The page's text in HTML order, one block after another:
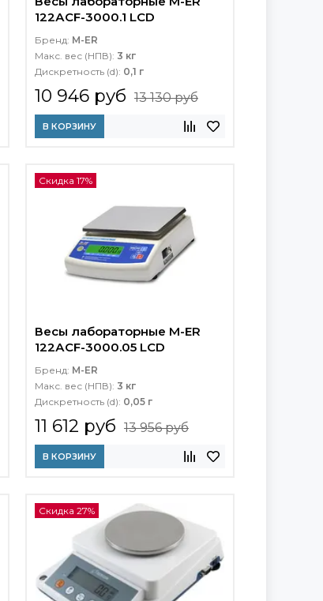
122АCF-3000.1 LСD
Бренд: M-ER
Макс. вес (НПВ): 3 кг
Дискретность (d): 0,1 г
10 946 руб 13 130 руб
В КОРЗИНУ
Скидка 17%
Весы лабораторные M-ER
122АCF-3000.05 LСD
Бренд: M-ER
Макс. вес (НПВ): 3 кг
Дискретность (d): 0,05 г
11 612 руб 13 956 руб
В КОРЗИНУ
Скидка 27%